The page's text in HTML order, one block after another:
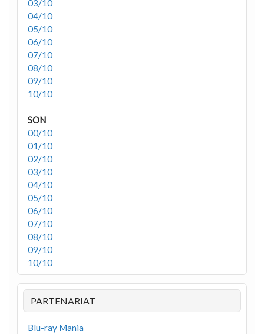
03/10
04/10
05/10
06/10
07/10
08/10
09/10
10/10
SON
00/10
01/10
02/10
03/10
04/10
05/10
06/10
07/10
08/10
09/10
10/10
PARTENARIAT
Blu-ray Mania